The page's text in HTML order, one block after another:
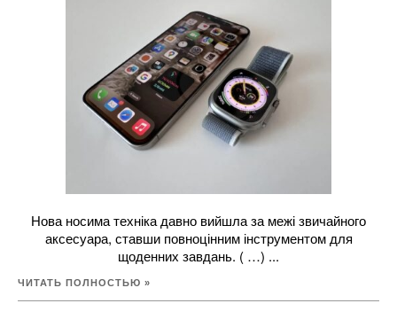
Нова носима техніка давно вийшла за межі звичайного
аксесуара, ставши повноцінним інструментом для
щоденних завдань. ( …) ...
ЧИТАТЬ ПОЛНОСТЬЮ »